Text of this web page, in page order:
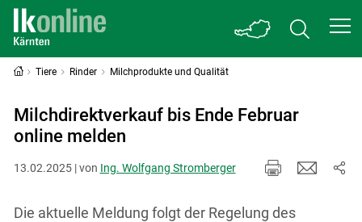
Tiere Rinder Milchprodukte und Qualität
Milchdirektverkauf bis Ende Februar
online melden
13.02.2025 | von Ing. Wolfgang Stromberger
Die aktuelle Meldung folgt der Regelung des